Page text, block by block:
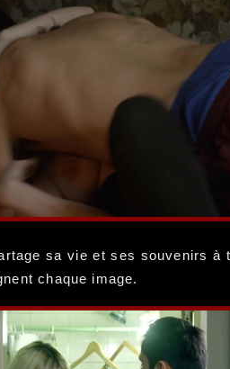
sa vie et ses souvenirs
chaque image.